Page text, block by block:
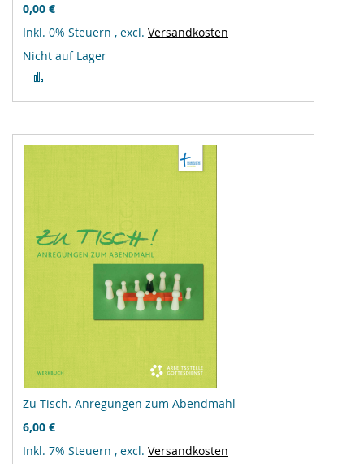
0,00 €
Inkl. 0% Steuern , excl. Versandkosten
Nicht auf Lager
hinzufügen
Zu Tisch. Anregungen zum Abendmahl
6,00 €
Inkl. 7% Steuern , excl. Versandkosten